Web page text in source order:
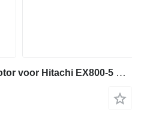
Hitachi N14C - 4337913 motor voor Hitachi EX800-5 EX750-5 graafmachine